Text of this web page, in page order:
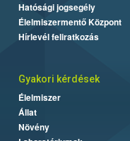
Hatósági jogsegély
Élelmiszermentő Központ
Hírlevél feliratkozás
Gyakori kérdések
Élelmiszer
Állat
Növény